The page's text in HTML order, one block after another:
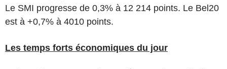
Le SMI progresse de 0,3% à 12 214 points. Le Bel20
est à +0,7% à 4010 points.
Les temps forts économiques du jour